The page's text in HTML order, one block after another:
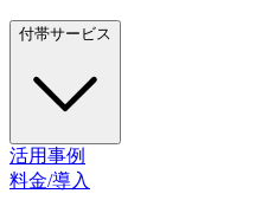
付帯サービス
活用事例
料金/導入